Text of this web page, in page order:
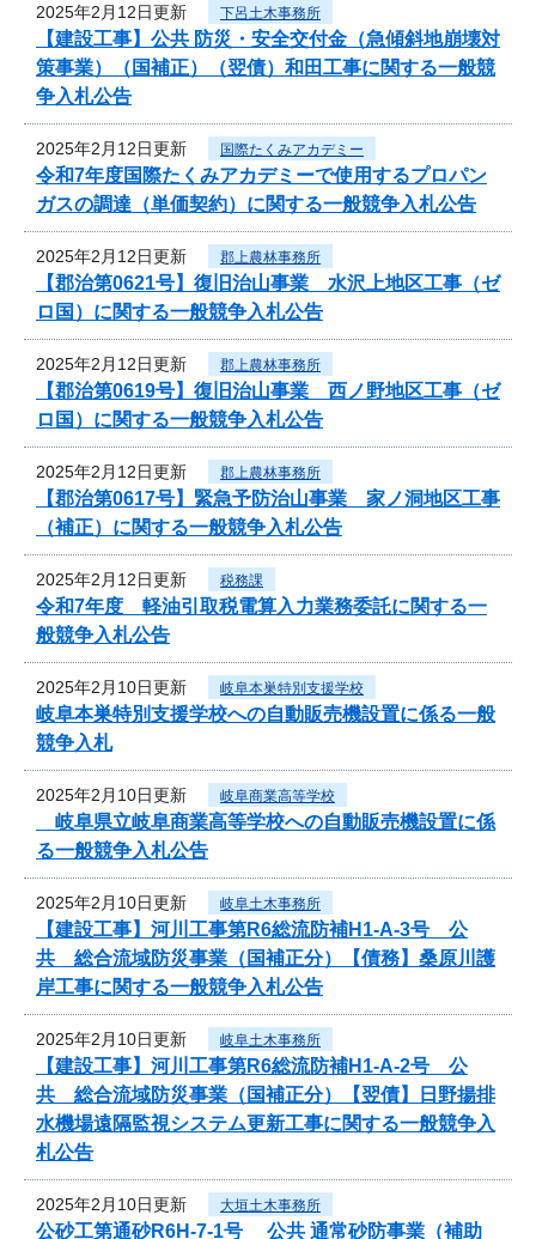
2025年2月12日更新 下呂土木事務所
【建設工事】公共 防災・安全交付金（急傾斜地崩壊対
策事業）（国補正）（翌債）和田工事に関する一般競
争入札公告
2025年2月12日更新 国際たくみアカデミー
令和7年度国際たくみアカデミーで使用するプロパン
ガスの調達（単価契約）に関する一般競争入札公告
2025年2月12日更新 郡上農林事務所
【郡治第0621号】復旧治山事業 水沢上地区工事（ゼ
ロ国）に関する一般競争入札公告
2025年2月12日更新 郡上農林事務所
【郡治第0619号】復旧治山事業 西ノ野地区工事（ゼ
ロ国）に関する一般競争入札公告
2025年2月12日更新 郡上農林事務所
【郡治第0617号】緊急予防治山事業 家ノ洞地区工事
（補正）に関する一般競争入札公告
2025年2月12日更新 税務課
令和7年度 軽油引取税電算入力業務委託に関する一
般競争入札公告
2025年2月10日更新 岐阜本巣特別支援学校
岐阜本巣特別支援学校への自動販売機設置に係る一般
競争入札
2025年2月10日更新 岐阜商業高等学校
岐阜県立岐阜商業高等学校への自動販売機設置に係
る一般競争入札公告
2025年2月10日更新 岐阜土木事務所
【建設工事】河川工事第R6総流防補H1-A-3号 公
共 総合流域防災事業（国補正分）【債務】桑原川護
岸工事に関する一般競争入札公告
2025年2月10日更新 岐阜土木事務所
【建設工事】河川工事第R6総流防補H1-A-2号 公
共 総合流域防災事業（国補正分）【翌債】日野揚排
水機場遠隔監視システム更新工事に関する一般競争入
札公告
2025年2月10日更新 大垣土木事務所
公砂工第通砂R6H-7-1号 公共 通常砂防事業（補助